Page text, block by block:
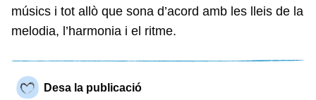
músics i tot allò que sona d’acord amb les lleis de la
melodia, l’harmonia i el ritme.
Desa la publicació